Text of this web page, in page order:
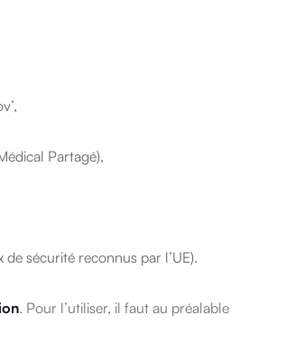
Partagé),
sécurité reconnus par l’UE).
. Pour l’utiliser, il faut au préalable